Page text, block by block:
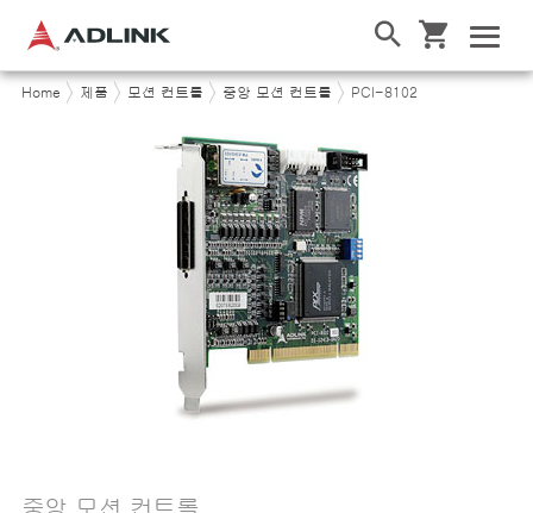
Home 제품 모션 컨트롤 중앙 모션 컨트롤 PCI-8102
중앙 모션 컨트롤